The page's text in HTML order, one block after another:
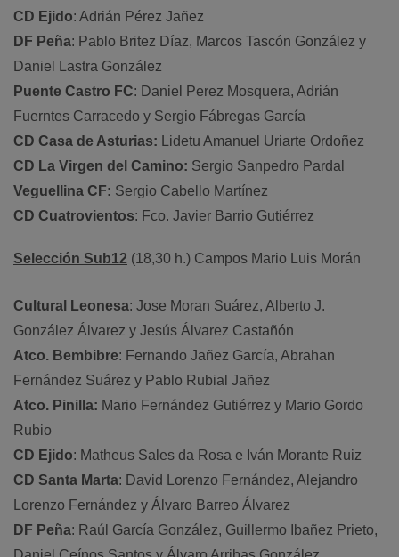
CD Ejido: Adrián Pérez Jañez
DF Peña: Pablo Britez Díaz, Marcos Tascón González y
Daniel Lastra González
Puente Castro FC: Daniel Perez Mosquera, Adrián
Fuerntes Carracedo y Sergio Fábregas García
CD Casa de Asturias: Lidetu Amanuel Uriarte Ordoñez
CD La Virgen del Camino: Sergio Sanpedro Pardal
Veguellina CF: Sergio Cabello Martínez
CD Cuatrovientos: Fco. Javier Barrio Gutiérrez
Selección Sub12 (18,30 h.) Campos Mario Luis Morán
Cultural Leonesa: Jose Moran Suárez, Alberto J.
González Álvarez y Jesús Álvarez Castañón
Atco. Bembibre: Fernando Jañez García, Abrahan
Fernández Suárez y Pablo Rubial Jañez
Atco. Pinilla: Mario Fernández Gutiérrez y Mario Gordo
Rubio
CD Ejido: Matheus Sales da Rosa e Iván Morante Ruiz
CD Santa Marta: David Lorenzo Fernández, Alejandro
Lorenzo Fernández y Álvaro Barreo Álvarez
DF Peña: Raúl García González, Guillermo Ibañez Prieto,